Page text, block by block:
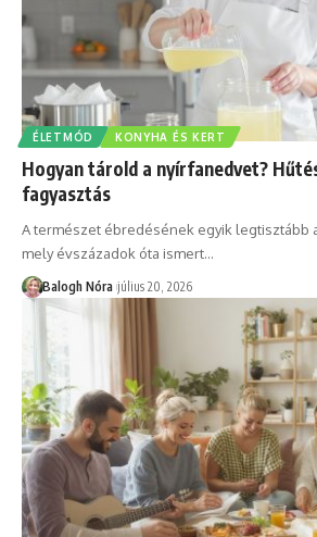
ÉLETMÓD KONYHA ÉS KERT
Hogyan tárold a nyírfanedvet?
fagyasztás
A természet ébredésének egyik legtisztább
mely évszázadok óta ismert…
Balogh Nóra július 20, 2026